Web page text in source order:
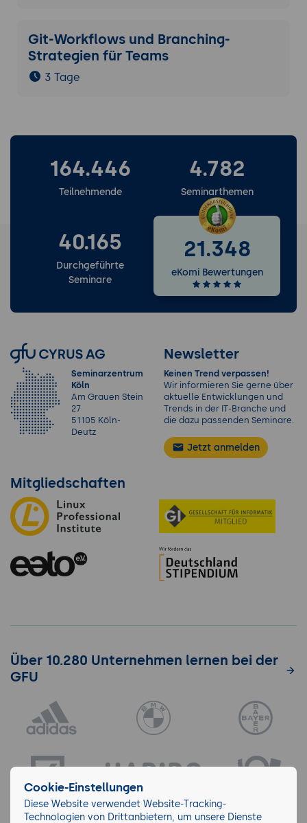
Git-Workflows und Branching-
Strategien für Teams
3 Tage
164.446
Teilnehmende
4.782
Seminarthemen
40.165
Durchgeführte
Seminare
21.348
eKomi Bewertungen
Seminarzentrum
Köln
Am Grauen Stein
27
51105 Köln-
Deutz
Newsletter
Keinen Trend verpassen!
Wir informieren Sie gerne über
aktuelle Entwicklungen und
Trends in der IT-Branche und
die dazu passenden Seminare.
Jetzt anmelden
Mitgliedschaften
Über 10.280 Unternehmen lernen bei der
GFU
Cookie-Einstellungen
Diese Website verwendet Website-Tracking-
Technologien von Drittanbietern, um unsere Dienste